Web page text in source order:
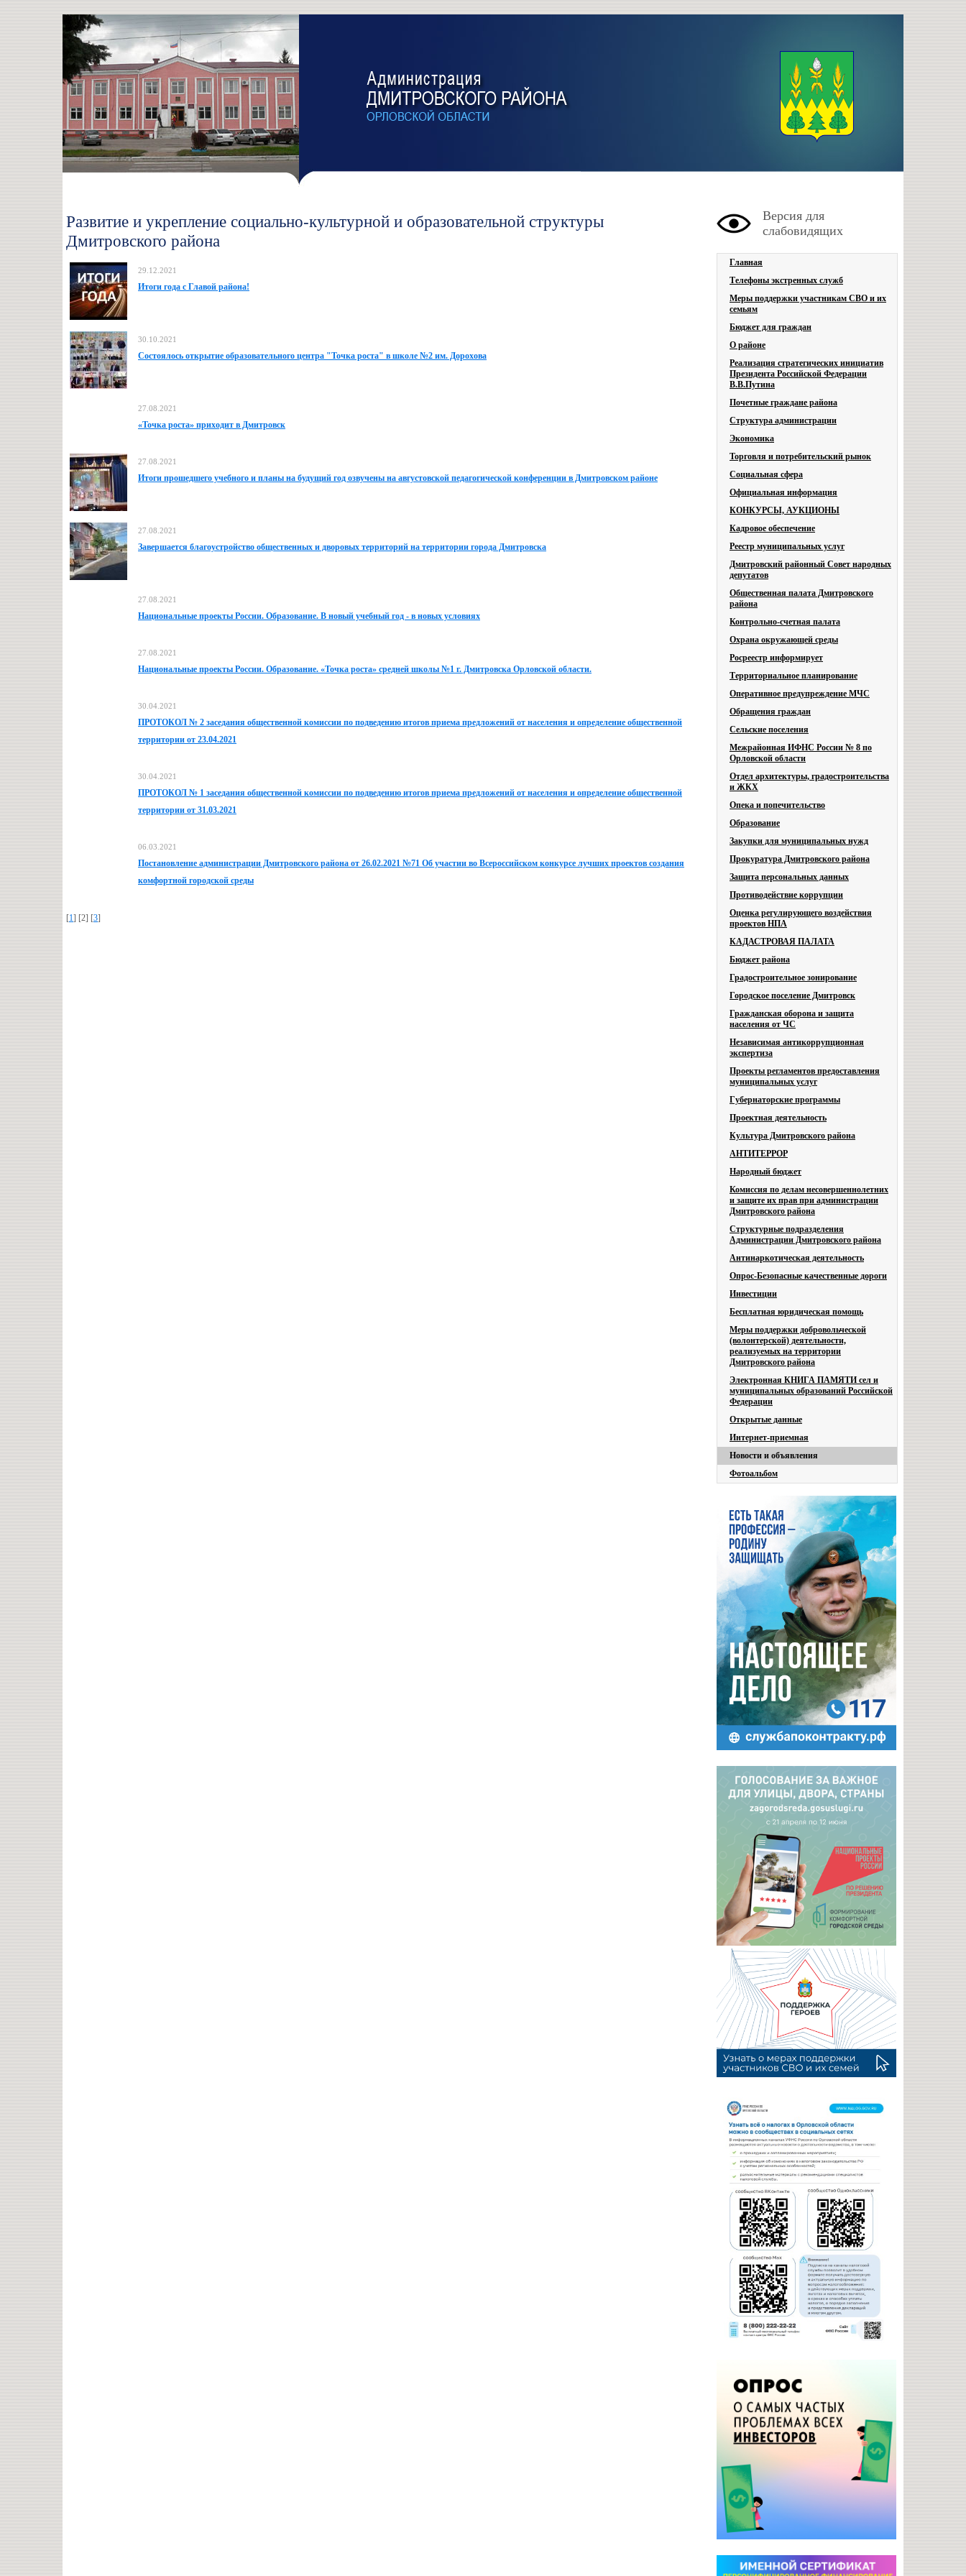
Развитие и укрепление социально-культурной и образовательной структуры
Дмитровского района
29.12.2021
Итоги года с Главой района!
30.10.2021
Состоялось открытие образовательного центра "Точка роста" в школе №2 им. Дорохова
27.08.2021
«Точка роста» приходит в Дмитровск
27.08.2021
Итоги прошедшего учебного и планы на будущий год озвучены на августовской педагогической конференции в Дмитровском районе
27.08.2021
Завершается благоустройство общественных и дворовых территорий на территории города Дмитровска
27.08.2021
Национальные проекты России. Образование. В новый учебный год - в новых условиях
27.08.2021
Национальные проекты России. Образование. «Точка роста» средней школы №1 г. Дмитровска Орловской области.
30.04.2021
ПРОТОКОЛ № 2 заседания общественной комиссии по подведению итогов приема предложений от населения и определение общественной
территории от 23.04.2021
30.04.2021
ПРОТОКОЛ № 1 заседания общественной комиссии по подведению итогов приема предложений от населения и определение общественной
территории от 31.03.2021
06.03.2021
Постановление администрации Дмитровского района от 26.02.2021 №71 Об участии во Всероссийском конкурсе лучших проектов создания
комфортной городской среды
[1] [2] [3]
Версия для
слабовидящих
Главная
Телефоны экстренных служб
Меры поддержки участникам СВО и их
семьям
Бюджет для граждан
О районе
Реализация стратегических инициатив
Президента Российской Федерации
В.В.Путина
Почетные граждане района
Структура администрации
Экономика
Торговля и потребительский рынок
Социальная сфера
Официальная информация
КОНКУРСЫ, АУКЦИОНЫ
Кадровое обеспечение
Реестр муниципальных услуг
Дмитровский районный Совет народных
депутатов
Общественная палата Дмитровского
района
Контрольно-счетная палата
Охрана окружающей среды
Росреестр информирует
Территориальное планирование
Оперативное предупреждение МЧС
Обращения граждан
Сельские поселения
Межрайонная ИФНС России № 8 по
Орловской области
Отдел архитектуры, градостроительства
и ЖКХ
Опека и попечительство
Образование
Закупки для муниципальных нужд
Прокуратура Дмитровского района
Защита персональных данных
Противодействие коррупции
Оценка регулирующего воздействия
проектов НПА
КАДАСТРОВАЯ ПАЛАТА
Бюджет района
Градостроительное зонирование
Городское поселение Дмитровск
Гражданская оборона и защита
населения от ЧС
Независимая антикоррупционная
экспертиза
Проекты регламентов предоставления
муниципальных услуг
Губернаторские программы
Проектная деятельность
Культура Дмитровского района
АНТИТЕРРОР
Народный бюджет
Комиссия по делам несовершеннолетних
и защите их прав при администрации
Дмитровского района
Структурные подразделения
Администрации Дмитровского района
Антинаркотическая деятельность
Опрос-Безопасные качественные дороги
Инвестиции
Бесплатная юридическая помощь
Меры поддержки добровольческой
(волонтерской) деятельности,
реализуемых на территории
Дмитровского района
Электронная КНИГА ПАМЯТИ сел и
муниципальных образований Российской
Федерации
Открытые данные
Интернет-приемная
Новости и объявления
Фотоальбом